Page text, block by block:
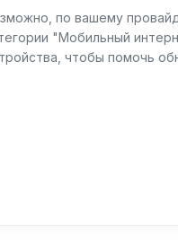
по вашему
"Мобильный
чтобы помочь